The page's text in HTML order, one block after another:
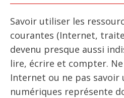
Savoir utiliser les
courantes (Internet,
devenu presque aussi
lire, écrire et compter.
Internet ou ne pas
numériques représente